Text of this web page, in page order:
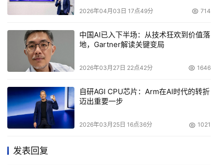
2026年04月03日 17点49分 714
中国AI已入下半场：从技术狂欢到价值落
地，Gartner解读关键变局
2026年03月27日 22点42分 1646
自研AGI CPU芯片：Arm在AI时代的转折
迈出重要一步
2026年03月25日 16点36分 1021
发表回复